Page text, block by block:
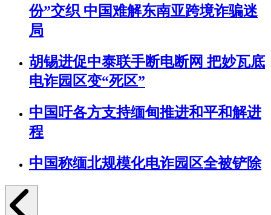
份”交织 中国难解东南亚跨境诈骗迷
局
胡锡进促中泰联手断电断网 把妙瓦底
电诈园区变“死区”
中国吁各方支持缅甸推进和平和解进
程
中国称缅北规模化电诈园区全被铲除